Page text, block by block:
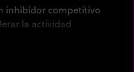
inhibidor competitivo
la actividad